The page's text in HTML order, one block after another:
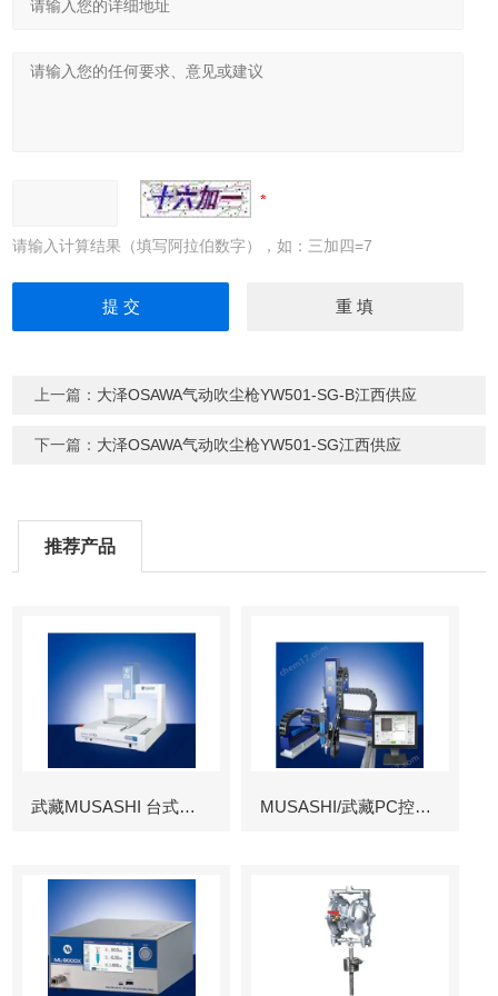
请输入计算结果（填写阿拉伯数字），如：三加四=7
上一篇： 大泽OSAWA气动吹尘枪YW501-SG-B江西供应
下一篇： 大泽OSAWA气动吹尘枪YW501-SG江西供应
推荐产品
武藏MUSASHI 台式涂布机械臂 MUSASHI/武藏PC控制图像识别机械臂